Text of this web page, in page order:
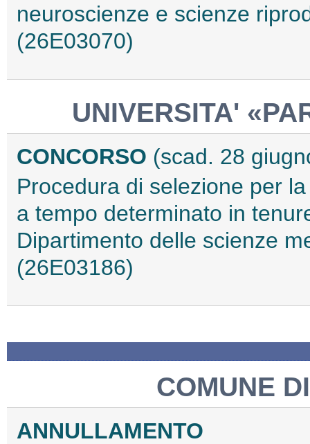
neuroscienze e scienze
(26E03070)
UNIVERSITA'
CONCORSO (scad. 28
Procedura di selezione per
a tempo determinato in
Dipartimento delle scienze
(26E03186)
COMUNE
ANNULLAMENTO